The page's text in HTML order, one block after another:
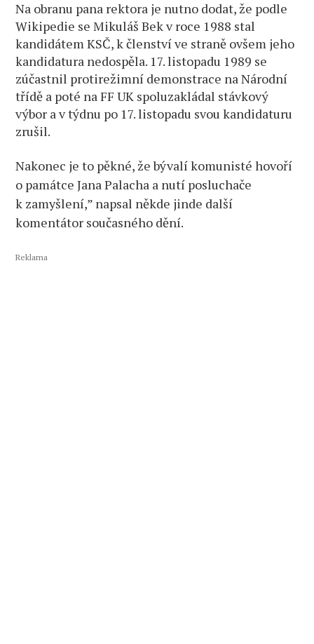
Na obranu pana rektora je nutno dodat, že podle
Wikipedie se Mikuláš Bek v roce 1988 stal
kandidátem KSČ, k členství ve straně ovšem jeho
kandidatura nedospěla. 17. listopadu 1989 se
zúčastnil protirežimní demonstrace na Národní
třídě a poté na FF UK spoluzakládal stávkový
výbor a v týdnu po 17. listopadu svou kandidaturu
zrušil.
Nakonec je to pěkné, že bývalí komunisté hovoří
o památce Jana Palacha a nutí posluchače
k zamyšlení,” napsal někde jinde další
komentátor současného dění.
Reklama